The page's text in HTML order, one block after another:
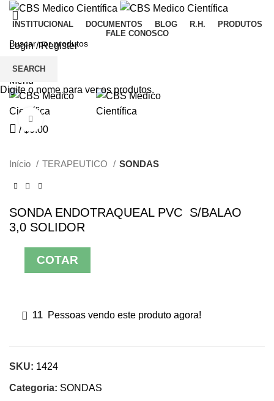
INSTITUCIONAL DOCUMENTOS BLOG R.H.
PRODUTOS
FALE CONOSCO
Login / Register
Wishlist
Menu
/ $0.00
Início TERAPEUTICO SONDAS
SONDA ENDOTRAQUEAL PVC S/BALAO
3,0 SOLIDOR
COTAR
11 Pessoas vendo este produto agora!
SKU: 1424
Categoria: SONDAS
SEARCH
Digite o nome para ver os produtos.